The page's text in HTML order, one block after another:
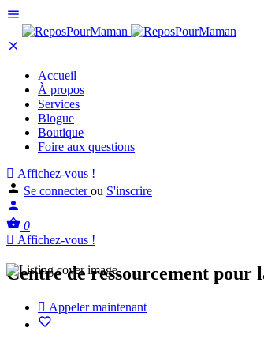
Accueil
À propos
Services
Blogue
Boutique
Foire aux questions
Affichez-vous !
Se connecterou S'inscrire
0
Affichez-vous !
Centre de ressourcement
Appeler maintenant